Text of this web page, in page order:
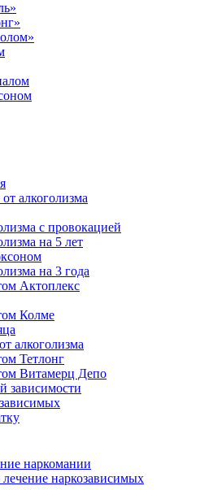
алкоголизма
с провокацией
на 5 лет
на 3 года
Актоплекс
Колме
алкоголизма
Тетлонг
Витамерц Депо
зависимости
наркомании
наркозависимых